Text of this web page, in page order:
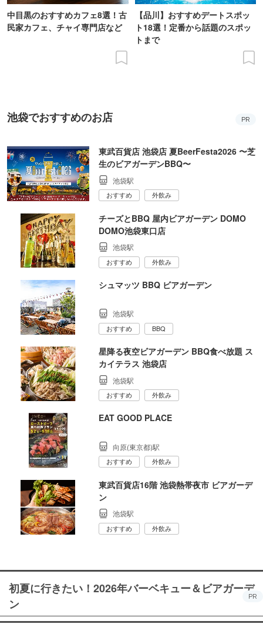
中目黒のおすすめカフェ8選！古
民家カフェ、チャイ専門店など
【品川】おすすめデートスポッ
ト18選！定番から話題のスポッ
トまで
池袋でおすすめのお店 PR
東武百貨店 池袋店 夏BeerFesta2026 〜芝
生のビアガーデンBBQ〜
池袋駅
おすすめ 外飲み
チーズとBBQ 屋内ビアガーデン DOMO
DOMO池袋東口店
池袋駅
おすすめ 外飲み
シュマッツ BBQ ビアガーデン
池袋駅
おすすめ BBQ
星降る夜空ビアガーデン BBQ食べ放題 ス
カイテラス 池袋店
池袋駅
おすすめ 外飲み
EAT GOOD PLACE
向原(東京都)駅
おすすめ 外飲み
東武百貨店16階 池袋熱帯夜市 ビアガーデ
ン
池袋駅
おすすめ 外飲み
初夏に行きたい！2026年バーベキュー＆ビアガーデ
ン
PR